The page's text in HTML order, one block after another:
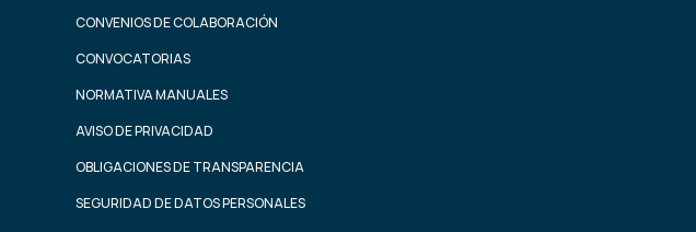
CONVENIOS DE COLABORACIÓN
CONVOCATORIAS
NORMATIVA MANUALES
AVISO DE PRIVACIDAD
OBLIGACIONES DE TRANSPARENCIA
SEGURIDAD DE DATOS PERSONALES